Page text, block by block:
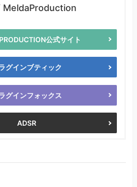
公式サイト
グインブティック
グインフォックス
ADSR